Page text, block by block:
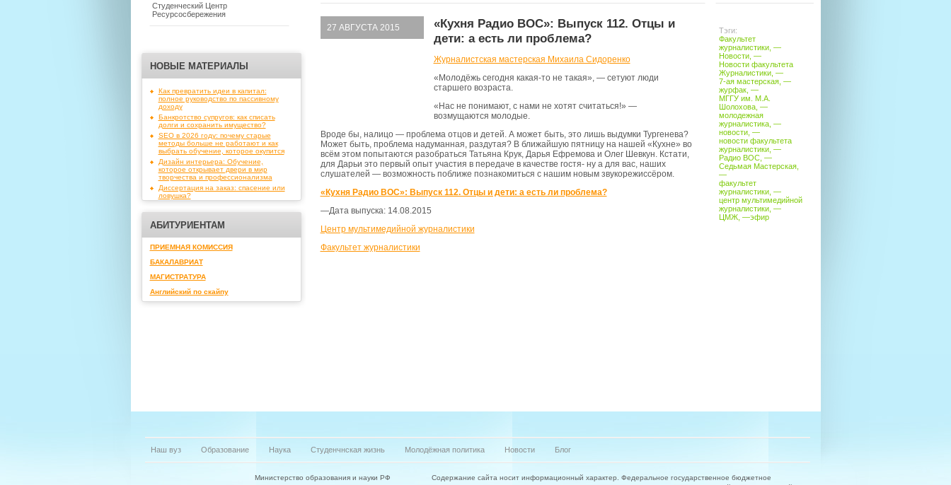
Студенческий Центр
Ресурсосбережения
НОВЫЕ МАТЕРИАЛЫ
Как превратить идеи в капитал:
полное руководство по пассивному
доходу
Банкротство супругов: как списать
долги и сохранить имущество?
SEO в 2026 году: почему старые
методы больше не работают и как
выбрать обучение, которое окупится
Дизайн интерьера: Обучение,
которое открывает двери в мир
творчества и профессионализма
Диссертация на заказ: спасение или
ловушка?
АБИТУРИЕНТАМ
ПРИЕМНАЯ КОМИССИЯ
БАКАЛАВРИАТ
МАГИСТРАТУРА
Английский по скайпу
Тэги:
Факультет
журналистики, —
Новости, —
Новости факультета
Журналистики, —
7-ая мастерская, —
журфак, —
МГГУ им. М.А.
Шолохова, —
молодежная
журналистика, —
новости, —
новости факультета
журналистики, —
Радио ВОС, —
Седьмая Мастерская,
—
факультет
журналистики, —
центр мультимедийной
журналистики, —
ЦМЖ, —эфир
27 АВГУСТА 2015
«Кухня Радио ВОС»: Выпуск 112. Отцы и
дети: а есть ли проблема?
Журналистская мастерская Михаила Сидоренко
«Молодёжь сегодня какая-то не такая», — сетуют люди
старшего возраста.
«Нас не понимают, с нами не хотят считаться!» —
возмущаются молодые.
Вроде бы, налицо — проблема отцов и детей. А может быть, это лишь выдумки Тургенева?
Может быть, проблема надуманная, раздутая? В ближайшую пятницу на нашей «Кухне» во
всём этом попытаются разобраться Татьяна Крук, Дарья Ефремова и Олег Шевкун. Кстати,
для Дарьи это первый опыт участия в передаче в качестве гостя- ну а для вас, наших
слушателей — возможность поближе познакомиться с нашим новым звукорежиссёром.
«Кухня Радио ВОС»: Выпуск 112. Отцы и дети: а есть ли проблема?
—Дата выпуска: 14.08.2015
Центр мультимедийной журналистики
Факультет журналистики
Наш вуз Образование Наука Студенчнская жизнь Молодёжная политика Новости Блог
Министерство образования и науки РФ
Содержание сайта носит информационный характер. Федеральное государственное бюджетное